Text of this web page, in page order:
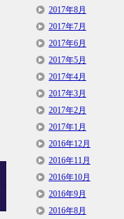
2017年8月
2017年7月
2017年6月
2017年5月
2017年4月
2017年3月
2017年2月
2017年1月
2016年12月
2016年11月
2016年10月
2016年9月
2016年8月